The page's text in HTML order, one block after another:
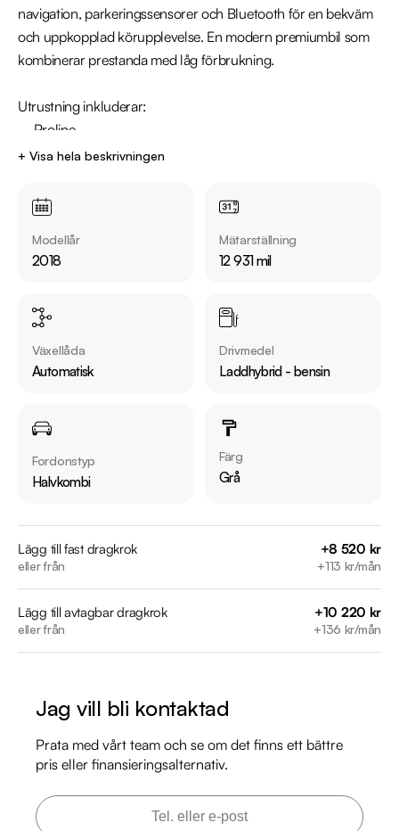
navigation, parkeringssensorer och Bluetooth för en bekväm
och uppkopplad körupplevelse. En modern premiumbil som
kombinerar prestanda med låg förbrukning.
Utrustning inkluderar:
  - Navigation
våra bilar på https://www.riddermarkbil.se/kopa-bil/?
Vid blandad körning är förbrukning endast 0.17 l/mil
Besiktigad till och med 2026-07-31
Möjlighet till 12-60 månaders garanti
Servicehistorik:
2021-09-15 - 5561 mil
2022-09-19 - 6831 mil
2023-08-23 - 8454 mil
2025-09-11 - 12395 mil
för att:
• Reservera bilen direkt online
• Få mer info om utrustning och tillval
Kontakta oss för mer information:
+ Visa hela beskrivningen
Modellår
2018
Mätarställning
12 931 mil
Växellåda
Automatisk
Drivmedel
Laddhybrid - bensin
Fordonstyp
Halvkombi
Färg
Grå
Lägg till fast dragkrok
eller från
+8 520 kr
+113 kr/mån
Lägg till avtagbar dragkrok
eller från
+10 220 kr
+136 kr/mån
Jag vill bli kontaktad
Prata med vårt team och se om det finns ett bättre
pris eller finansieringsalternativ.